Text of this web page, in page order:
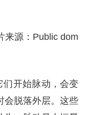
来源：Public dom
们开始脉动，会变
会脱落外层。这些